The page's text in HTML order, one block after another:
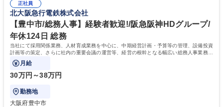
道路施設や道路工事現場の見学ツアー事業 ※入社後は上記いずれかの部門
へ配属。※業務内容変更の範囲：会社の定める業務 募集職種 【都庁グル
ープ】総合職（事務）◇残業月平均9時間未満／有給年平均16日取得
部門など多岐に渡る業務を経験できます。 ■様々なプロジェクト：駐車場
事業の他、新宿駅西口広場内に設置された照明を兼ねた広告「ブライトサ
イン」の管理運営を行うなど、事業収益を生み出す活動を積極的に行って
います。 学歴・資格 学歴：大学院 大学 高専 短大 専修学校 高校 語学力：
資格：
正社員
北大阪急行電鉄株式会社
【豊中市/総務人事】経験者歓迎!/阪急阪神HDグループ/
年休124日 総務
当社にて採用関係業務、人材育成業務を中心に、中期経営計画・予算等の管理、設備投資
計画等の策定、さらに社内の重要会議の運営等、経営の根幹となる幅広い総務人事業務全
般を担当していただきます。
月給
30万円～38万円
勤務地
大阪府豊中市